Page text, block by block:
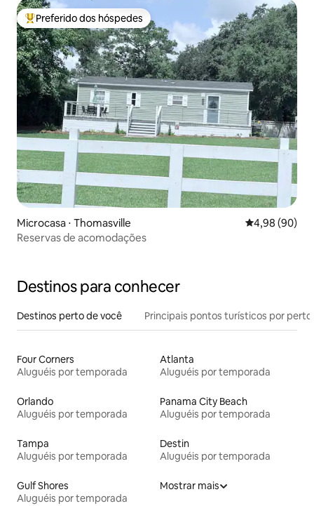
Entre os melhores preferidos dos hóspedes
Preferido dos hóspedes
Microcasa ⋅ Thomasville 4,98 de uma
4,98 (90)
Reservas de acomodações
Destinos para conhecer
Destinos perto de você Principais pontos turísticos por perto
Four Corners
Aluguéis por temporada
Atlanta
Aluguéis por temporada
Orlando
Aluguéis por temporada
Panama City Beach
Aluguéis por temporada
Tampa
Aluguéis por temporada
Destin
Aluguéis por temporada
Gulf Shores
Aluguéis por temporada
Mostrar mais